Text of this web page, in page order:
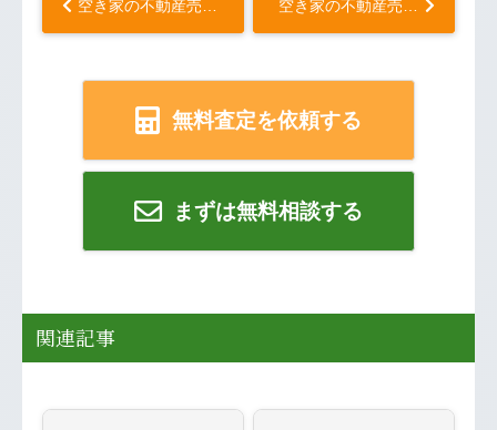
無料査定を依頼する
まずは無料相談する
関連記事